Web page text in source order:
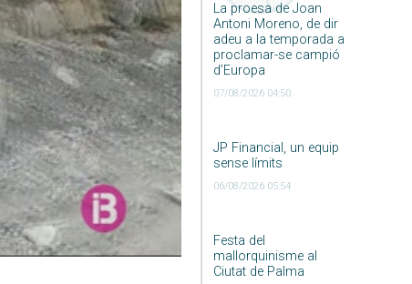
La proesa de Joan
Antoni Moreno, de dir
adeu a la temporada a
proclamar-se campió
d’Europa
07/08/2026 04:50
JP Financial, un equip
sense límits
06/08/2026 05:54
Festa del
mallorquinisme al
Ciutat de Palma